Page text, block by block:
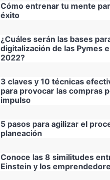
Cómo entrenar tu mente
éxito
¿Cuáles serán las bases
digitalización de las Pymes
2022?
3 claves y 10 técnicas
para provocar las compras
impulso
5 pasos para agilizar el
planeación
Conoce las 8 similitudes
Einstein y los